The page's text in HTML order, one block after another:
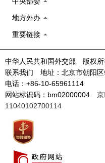
地方外办
重要链接
中华人民共和国外交部 版权所
联系我们 地址：北京市朝阳
电话：+86-10-65961114
网站标识码：bm02000004
11040102700114